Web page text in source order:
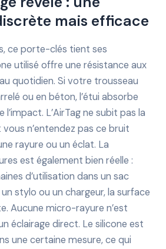
mais efficace
ce porte-clés tient ses
utilisé offre une résistance aux
quotidien. Si votre trousseau
ou en béton, l’étui absorbe
L’AirTag ne subit pas la
n’entendez pas ce bruit
rayure ou un éclat. La
est également bien réelle :
d’utilisation dans un sac
stylo ou un chargeur, la surface
Aucune micro-rayure n’est
éclairage direct. Le silicone est
une certaine mesure, ce qui